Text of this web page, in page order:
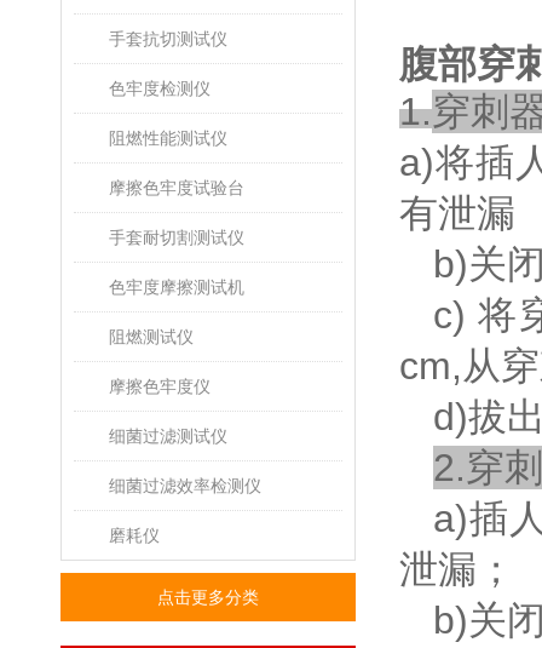
手套抗切测试仪
色牢度检测仪
阻燃性能测试仪
摩擦色牢度试验台
手套耐切割测试仪
色牢度摩擦测试机
阻燃测试仪
摩擦色牢度仪
细菌过滤测试仪
细菌过滤效率检测仪
磨耗仪
点击更多分类
腹部穿
1.穿刺
a)将插
有泄漏
b)关
c)将
cm,从
d)拔
2.穿
a)插
泄漏；
b)关